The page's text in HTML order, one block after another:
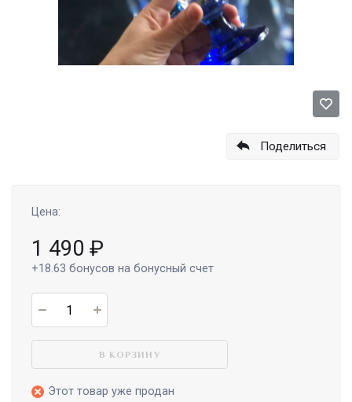
Поделиться
Цена:
1 490 ₽
+18.63 бонусов на бонусный счет
В КОРЗИНУ
Этот товар уже продан